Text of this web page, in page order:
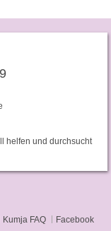
helfen und durchsucht
Kumja FAQ Facebook